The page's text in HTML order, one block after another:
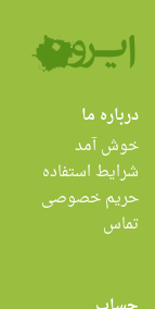
درباره ما
خوش آمد
شرایط استفاده
حریم خصوصی
تماس